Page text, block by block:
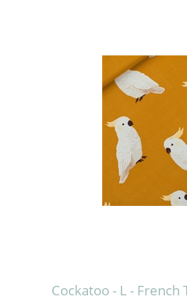
Cockatoo - L -